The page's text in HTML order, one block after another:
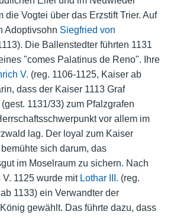
die Vogtei über das Erzstift Trier. Auf
Adoptivsohn Siegfried von
Die Ballenstedter führten 1131
"comes Palatinus de Reno". Ihre
V. (reg. 1106-1125, Kaiser ab
dass der Kaiser 1113 Graf
1131/33) zum Pfalzgrafen
vor allem im
lag. Der loyal zum Kaiser
sich darum, das
im Moselraum zu sichern. Nach
1125 wurde mit Lothar III. (reg.
1133) ein Verwandter der
gewählt. Das führte dazu, dass